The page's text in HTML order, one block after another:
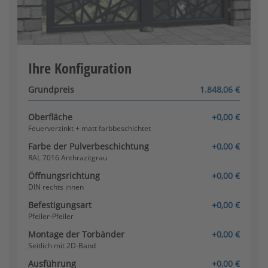
Pfosten-Pfosten
Pfeiler-Anschlusspfosten
Anschlusspfosten-Pfeiler
Ihre Konfiguration
Grundpreis 1.848,06 €
Oberfläche +0,00 €
Feuerverzinkt + matt farbbeschichtet
Farbe der Pulverbeschichtung +0,00 €
RAL 7016 Anthrazitgrau
Öffnungsrichtung +0,00 €
DIN rechts innen
Befestigungsart +0,00 €
Pfeiler-Pfeiler
Montage der Torbänder +0,00 €
Seitlich mit 2D-Band
Ausführung +0,00 €